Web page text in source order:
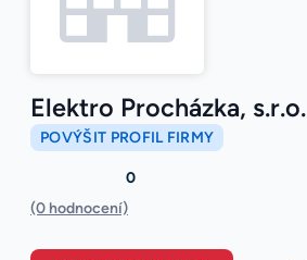
Elektro Procházka, s.r.o.
POVÝŠIT PROFIL FIRMY
0
(0 hodnocení)